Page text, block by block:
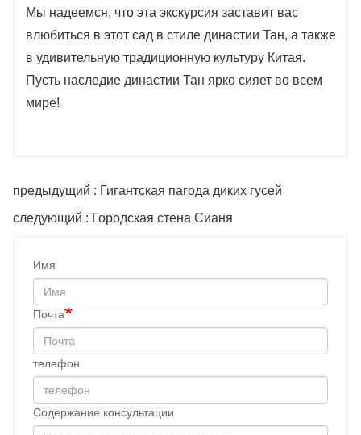
Мы надеемся, что эта экскурсия заставит вас
влюбиться в этот сад в стиле династии Тан, а также
в удивительную традиционную культуру Китая.
Пусть наследие династии Тан ярко сияет во всем
мире!
предыдущий : Гигантская пагода диких гусей
следующий : Городская стена Сианя
Имя
Почта
телефон
Содержание консультации